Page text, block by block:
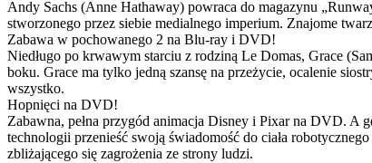
Andy Sachs (Anne Hathaway) powraca do magazynu
stworzonego przez siebie medialnego imperium. Znajome
Zabawa w pochowanego 2 na Blu-ray i DVD!
Niedługo po krwawym starciu z rodziną Le Domas, Grace
boku. Grace ma tylko jedną szansę na przeżycie, ocalenie
wszystko.
Hopnięci na DVD!
Zabawna, pełna przygód animacja Disney i Pixar na DVD. A
technologii przenieść swoją świadomość do ciała
zbliżającego się zagrożenia ze strony ludzi.